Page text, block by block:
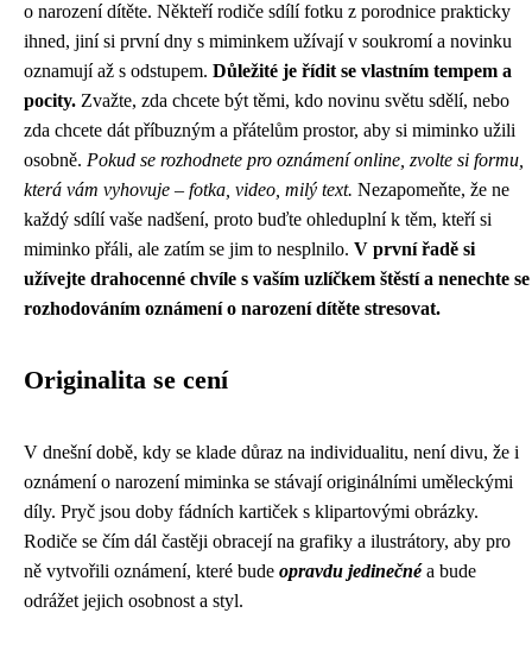
o narození dítěte. Někteří rodiče sdílí fotku z porodnice prakticky
ihned, jiní si první dny s miminkem užívají v soukromí a novinku
oznamují až s odstupem. Důležité je řídit se vlastním tempem a
pocity. Zvažte, zda chcete být těmi, kdo novinu světu sdělí, nebo
zda chcete dát příbuzným a přátelům prostor, aby si miminko užili
osobně. Pokud se rozhodnete pro oznámení online, zvolte si formu,
která vám vyhovuje – fotka, video, milý text. Nezapomeňte, že ne
každý sdílí vaše nadšení, proto buďte ohleduplní k těm, kteří si
miminko přáli, ale zatím se jim to nesplnilo. V první řadě si
užívejte drahocenné chvíle s vaším uzlíčkem štěstí a nenechte se
rozhodováním oznámení o narození dítěte stresovat.
Originalita se cení
V dnešní době, kdy se klade důraz na individualitu, není divu, že i
oznámení o narození miminka se stávají originálními uměleckými
díly. Pryč jsou doby fádních kartiček s klipartovými obrázky.
Rodiče se čím dál častěji obracejí na grafiky a ilustrátory, aby pro
ně vytvořili oznámení, které bude opravdu jedinečnéa bude
odrážet jejich osobnost a styl.